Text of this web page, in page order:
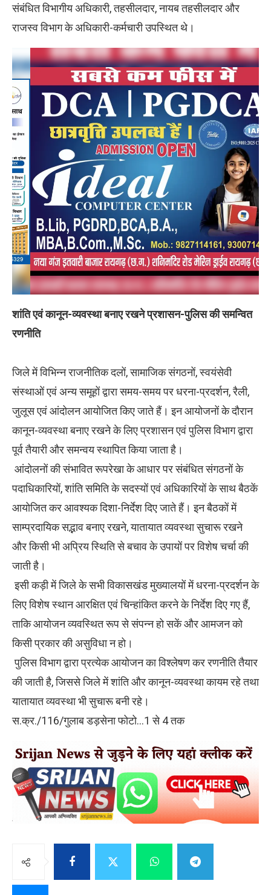
संबंधित विभागीय अधिकारी, तहसीलदार, नायब तहसीलदार और
राजस्व विभाग के अधिकारी-कर्मचारी उपस्थित थे।
शांति एवं कानून-व्यवस्था बनाए रखने प्रशासन-पुलिस की समन्वित
रणनीति
जिले में विभिन्न राजनीतिक दलों, सामाजिक संगठनों, स्वयंसेवी
संस्थाओं एवं अन्य समूहों द्वारा समय-समय पर धरना-प्रदर्शन, रैली,
जुलूस एवं आंदोलन आयोजित किए जाते हैं। इन आयोजनों के दौरान
कानून-व्यवस्था बनाए रखने के लिए प्रशासन एवं पुलिस विभाग द्वारा
पूर्व तैयारी और समन्वय स्थापित किया जाता है।
आंदोलनों की संभावित रूपरेखा के आधार पर संबंधित संगठनों के
पदाधिकारियों, शांति समिति के सदस्यों एवं अधिकारियों के साथ बैठकें
आयोजित कर आवश्यक दिशा-निर्देश दिए जाते हैं। इन बैठकों में
साम्प्रदायिक सद्भाव बनाए रखने, यातायात व्यवस्था सुचारू रखने
और किसी भी अप्रिय स्थिति से बचाव के उपायों पर विशेष चर्चा की
जाती है।
इसी कड़ी में जिले के सभी विकासखंड मुख्यालयों में धरना-प्रदर्शन के
लिए विशेष स्थान आरक्षित एवं चिन्हांकित करने के निर्देश दिए गए हैं,
ताकि आयोजन व्यवस्थित रूप से संपन्न हो सकें और आमजन को
किसी प्रकार की असुविधा न हो।
पुलिस विभाग द्वारा प्रत्येक आयोजन का विश्लेषण कर रणनीति तैयार
की जाती है, जिससे जिले में शांति और कानून-व्यवस्था कायम रहे तथा
यातायात व्यवस्था भी सुचारू बनी रहे।
स.क्र./116/गुलाब डड़सेना फोटो…1 से 4 तक